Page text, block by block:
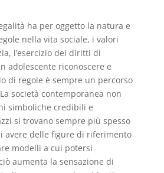
ha per oggetto la natura e
nella vita sociale, i valori
l’esercizio dei diritti di
adolescente riconoscere e
di regole è sempre un percorso
società contemporanea non
simboliche credibili e
si trovano sempre più spesso
avere delle figure di riferimento
modelli a cui potersi
aumenta la sensazione di